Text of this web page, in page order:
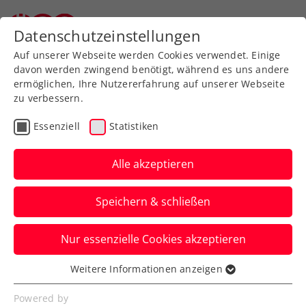
Zurück zur Newsübersicht
Turniere
BAD WALTERSDORF
TROPHY: Auch Novak und
Misolic weiter
Damit kommt es beim ATP-Challenger
gleich zu drei Achtelfinalkrachern mit rot-
weiß-roter Beteiligung.
Verfasst von: Presseaussendung / Redaktion, 18.09.2024
Datenschutzeinstellungen
Auf unserer Webseite werden Cookies verwendet. Einige
davon werden zwingend benötigt, während es uns andere
ermöglichen, Ihre Nutzererfahrung auf unserer Webseite
zu verbessern.
Essenziell Statistiken
Alle akzeptieren
Speichern & schließen
Nur essenzielle Cookies akzeptieren
Essenziell
Essenzielle Cookies werden für grundlegende
Weitere Informationen anzeigen
Powered by